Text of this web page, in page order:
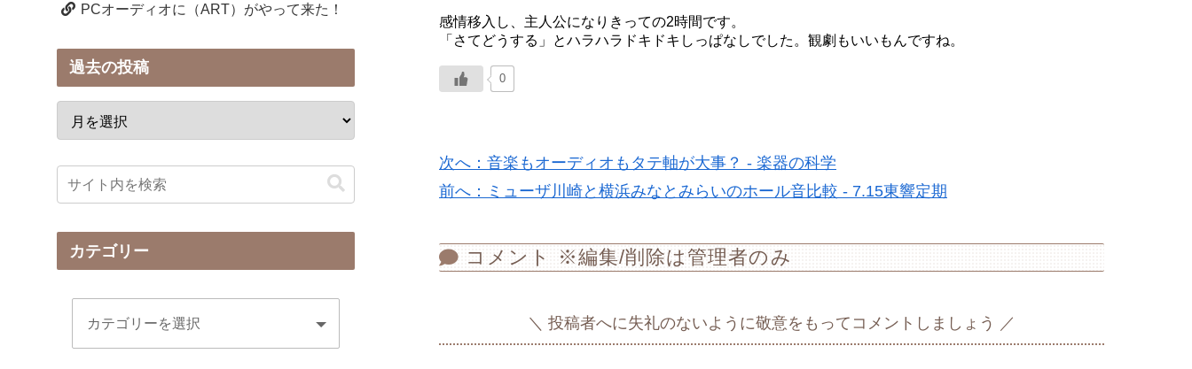
感情移入し、主人公になりきっての2時間です。
「さてどうする」とハラハラドキドキしっぱなしでした。観劇もいいもんですね。
0
次へ：音楽もオーディオもタテ軸が大事？ - 楽器の科学
前へ：ミューザ川崎と横浜みなとみらいのホール音比較 - 7.15東響定期
コメント ※編集/削除は管理者のみ
投稿者へに失礼のないように敬意をもってコメントしましょう
PCオーディオに（ART）がやって来た！
過去の投稿
カテゴリー